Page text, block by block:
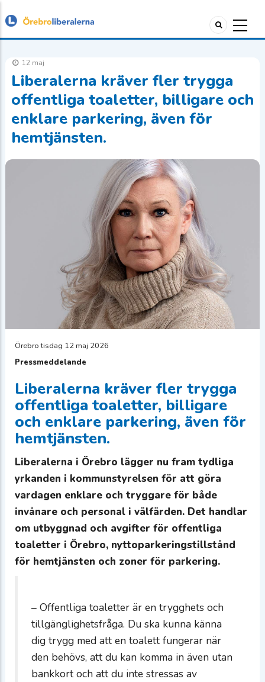
12 maj
Liberalerna kräver fler trygga
offentliga toaletter, billigare och
enklare parkering, även för
hemtjänsten.
Örebro tisdag 12 maj 2026
Pressmeddelande
Liberalerna kräver fler trygga
offentliga toaletter, billigare
och enklare parkering, även för
hemtjänsten.
Liberalerna i Örebro lägger nu fram tydliga
yrkanden i kommunstyrelsen för att göra
vardagen enklare och tryggare för både
invånare och personal i välfärden. Det handlar
om utbyggnad och avgifter för offentliga
toaletter i Örebro, nyttoparkeringstillstånd
för hemtjänsten och zoner för parkering.
– Offentliga toaletter är en trygghets och
tillgänglighetsfråga. Du ska kunna känna
dig trygg med att en toalett fungerar när
den behövs, att du kan komma in även utan
bankkort och att du inte stressas av